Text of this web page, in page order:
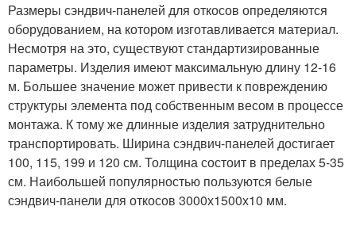
Размеры сэндвич-панелей для откосов определяются
оборудованием, на котором изготавливается материал.
Несмотря на это, существуют стандартизированные
параметры. Изделия имеют максимальную длину 12-16
м. Большее значение может привести к повреждению
структуры элемента под собственным весом в процессе
монтажа. К тому же длинные изделия затруднительно
транспортировать. Ширина сэндвич-панелей достигает
100, 115, 199 и 120 см. Толщина состоит в пределах 5-35
см. Наибольшей популярностью пользуются белые
сэндвич-панели для откосов 3000х1500х10 мм.